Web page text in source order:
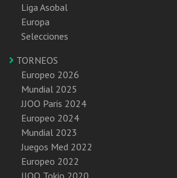
Liga Asobal
Europa
Selecciones
TORNEOS
Europeo 2026
Mundial 2025
JJOO Paris 2024
Europeo 2024
Mundial 2023
Juegos Med 2022
Europeo 2022
JJOO Tokio 2020